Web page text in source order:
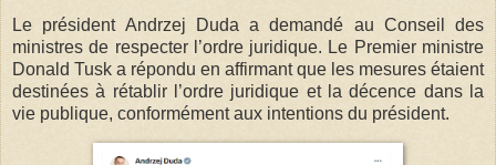
Le président Andrzej Duda a demandé au Conseil des
ministres de respecter l’ordre juridique. Le Premier ministre
Donald Tusk a répondu en affirmant que les mesures étaient
destinées à rétablir l’ordre juridique et la décence dans la
vie publique, conformément aux intentions du président.